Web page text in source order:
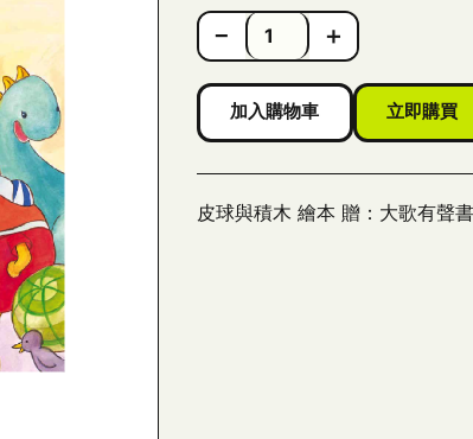
− ＋
加入購物車 立即購買
皮球與積木 繪本 贈：大歌有聲